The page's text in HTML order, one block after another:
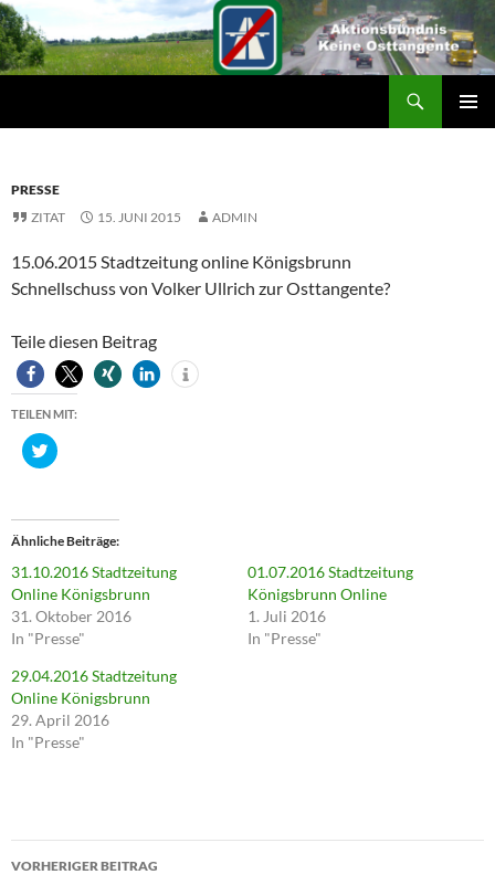
PRESSE
ZITAT
15. JUNI 2015 ADMIN
15.06.2015Stadtzeitung online Königsbrunn
Schnellschuss von Volker Ullrich zur Osttangente?
Teile diesen Beitrag
TEILEN MIT:
K
l
,
u
m
ü
b
e
r
T
w
i
t
e
r
z
t
(
i
Ähnliche Beiträge
31.10.2016 Stadtzeitung
Online Königsbrunn
31. Oktober 2016
In "Presse"
01.07.2016 Stadtzeitung
Königsbrunn Online
1. Juli 2016
In "Presse"
29.04.2016 Stadtzeitung
Online Königsbrunn
29. April 2016
In "Presse"
Beitragsnavigation
VORHERIGER BEITRAG